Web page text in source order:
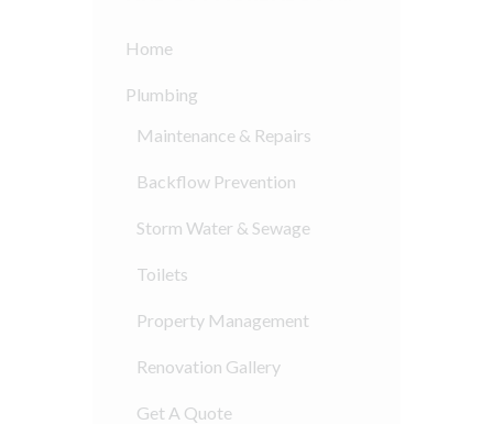
Home
Plumbing
Maintenance & Repairs
Backflow Prevention
Storm Water & Sewage
Toilets
Property Management
Renovation Gallery
Get A Quote